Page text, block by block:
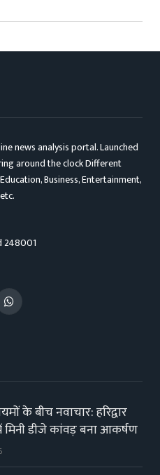
news analysis portal. Launched
around the clock Different
Business, Entertainment,
248001
WhatsApp
के बीच नवाचार: हरिद्वार
मिनी डीजे कांवड़ बना आकर्षण